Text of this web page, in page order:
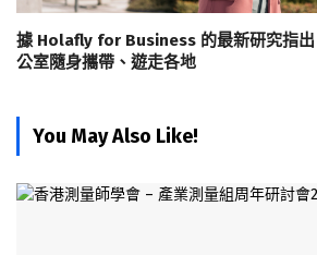
據 Holafly for Business 的最新研究指出
公室隨身攜帶、遊走各地
You May Also Like!